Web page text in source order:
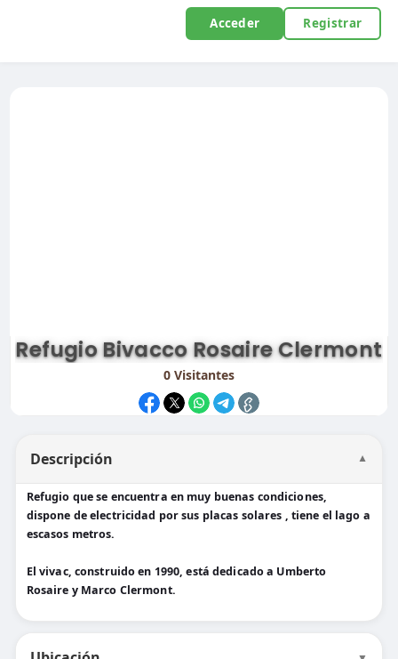
Acceder Registrar
Refugio Bivacco Rosaire Clermont
0Visitantes
Descripción ▼
Refugio que se encuentra en muy buenas condiciones,
dispone de electricidad por sus placas solares , tiene el lago a
escasos metros.
El vivac, construido en 1990, está dedicado a Umberto
Rosaire y Marco Clermont.